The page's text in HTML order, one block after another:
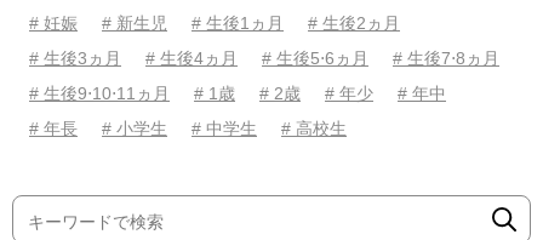
# 妊娠 # 新生児 # 生後1ヵ月
# 生後2ヵ月
# 生後3ヵ月
# 生後4ヵ月 # 生後5⋅6ヵ月
# 生後7⋅8ヵ月
# 生後9⋅10⋅11ヵ月
# 1歳 # 2歳 # 年少
# 年中
# 年長
# 小学生 # 中学生 # 高校生